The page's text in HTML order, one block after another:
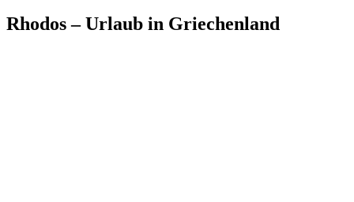
Rhodos – Urlaub in Griechenland